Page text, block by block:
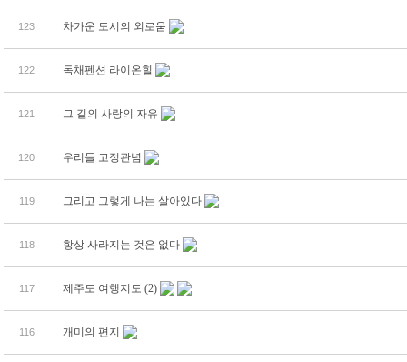
123 차가운 도시의 외로움
122 독채펜션 라이온힐
121 그 길의 사랑의 자유
120 우리들 고정관념
119 그리고 그렇게 나는 살아있다
118 항상 사라지는 것은 없다
117 제주도 여행지도 (2)
116 개미의 편지